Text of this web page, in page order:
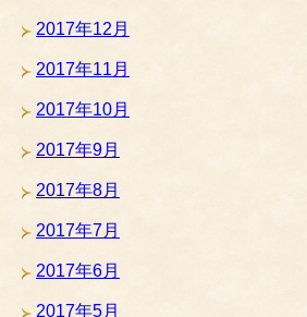
2017年12月
2017年11月
2017年10月
2017年9月
2017年8月
2017年7月
2017年6月
2017年5月